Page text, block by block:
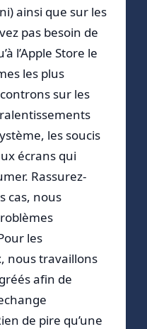
ainsi que sur les
pas besoin de
l’Apple Store le
les plus
sur les
les soucis
écrans qui
Rassurez-
cas, nous
les
nous travaillons
afin de
de pire qu’une